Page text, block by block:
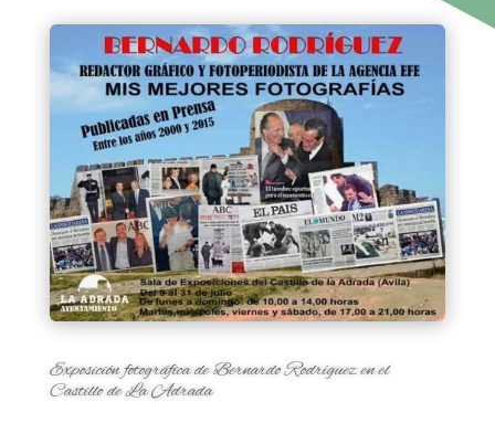
Exposición fotográfica de Bernardo Rodríguez en el
Castillo de La Adrada